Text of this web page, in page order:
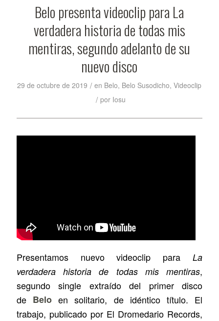
Belo presenta videoclip para La
verdadera historia de todas mis
mentiras, segundo adelanto de su
nuevo disco
29 de octubre de 2019 / en Belo, Belo Susodicho,Videoclip
/ por Iosu
Presentamos nuevo videoclip paraLa
verdadera historia de todas mis mentiras,
segundo single extraído del primer disco
de Beloen solitario, de idéntico título. El
trabajo, publicado por El Dromedario Records,